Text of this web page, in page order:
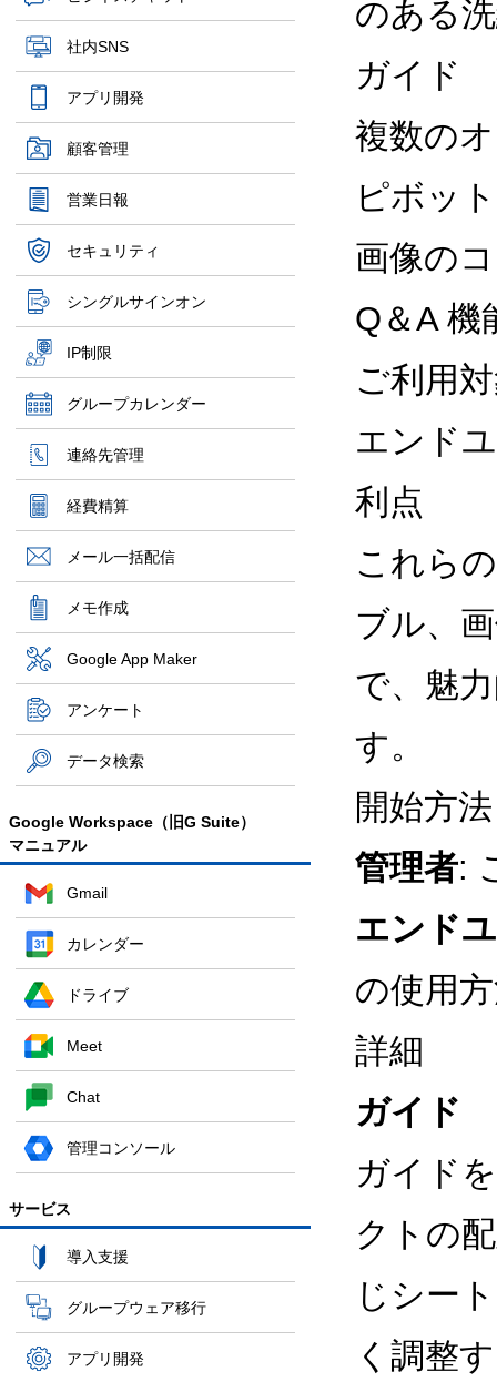
社内SNS
アプリ開発
顧客管理
営業日報
セキュリティ
シングルサインオン
IP制限
グループカレンダー
連絡先管理
経費精算
メール一括配信
メモ作成
Google App Maker
アンケート
データ検索
Google Workspace（旧G Suite）
マニュアル
Gmail
カレンダー
ドライブ
Meet
Chat
管理コンソール
サービス
導入支援
グループウェア移行
アプリ開発
のある
ガイド
複数の
ピボッ
画像の
Q＆A 機
ご利用
エンド
利点
これら
ブル、
で、魅
す。
開始方法
管理者:
エンド
の使用
詳細
ガイド
ガイド
クトの
じシー
く調整